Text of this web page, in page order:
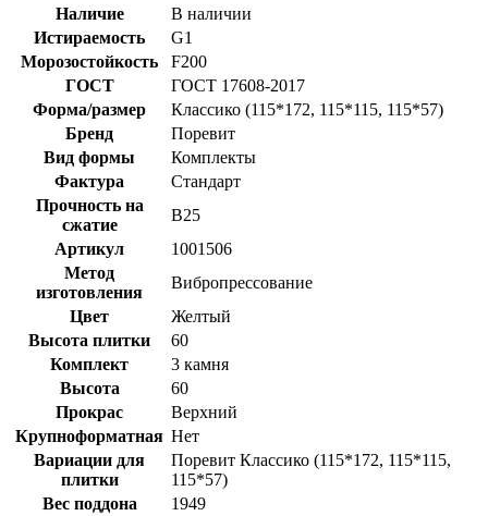
Наличие
В наличии
Истираемость
G1
Морозостойкость
F200
ГОСТ
ГОСТ 17608-2017
Форма/размер
Классико (115*172, 115*115, 115*57)
Бренд
Поревит
Вид формы
Комплекты
Фактура
Стандарт
Прочность на
сжатие
B25
Артикул
1001506
Метод
изготовления
Вибропрессование
Цвет
Желтый
Высота плитки
60
Комплект
3 камня
Высота
60
Прокрас
Верхний
Крупноформатная Нет
Вариации для
плитки
Поревит Классико (115*172, 115*115,
115*57)
Вес поддона
1949